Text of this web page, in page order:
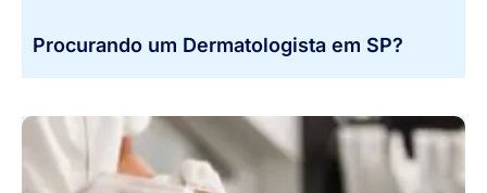
Procurando um Dermatologista em SP?